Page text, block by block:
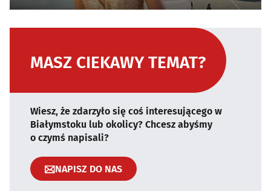
MASZ CIEKAWY TEMAT?
Wiesz, że zdarzyło się coś interesującego w
Białymstoku lub okolicy? Chcesz abyśmy
o czymś napisali?
NAPISZ DO NAS